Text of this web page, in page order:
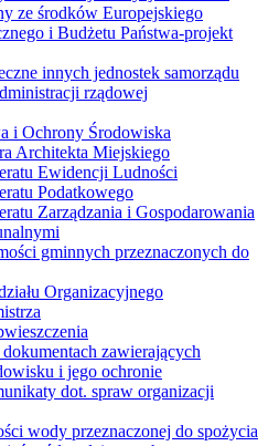
ze środków Europejskiego
i Budżetu Państwa-projekt
innych jednostek samorządu
rządowej
i Ochrony Środowiska
Architekta Miejskiego
Ewidencji Ludności
Podatkowego
Zarządzania i Gospodarowania
gminnych przeznaczonych do
Organizacyjnego
zawierających
i jego ochronie
dot. spraw organizacji
wody przeznaczonej do spożycia